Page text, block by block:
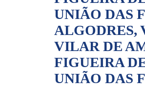
UNIÃO DAS
ALGODRES,
VILAR DE
FIGUEIRA
UNIÃO DAS